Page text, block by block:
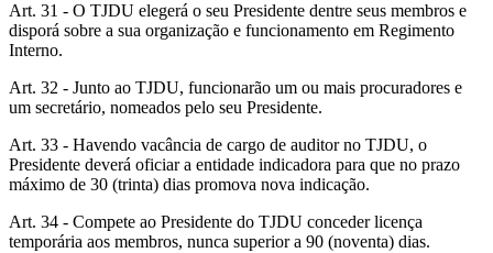
Art. 31 - O TJDU elegerá o seu Presidente dentre seus membros e
disporá sobre a sua organização e funcionamento em Regimento
Interno.
Art. 32 - Junto ao TJDU, funcionarão um ou mais procuradores e
um secretário, nomeados pelo seu Presidente.
Art. 33 - Havendo vacância de cargo de auditor no TJDU, o
Presidente deverá oficiar a entidade indicadora para que no prazo
máximo de 30 (trinta) dias promova nova indicação.
Art. 34 - Compete ao Presidente do TJDU conceder licença
temporária aos membros, nunca superior a 90 (noventa) dias.